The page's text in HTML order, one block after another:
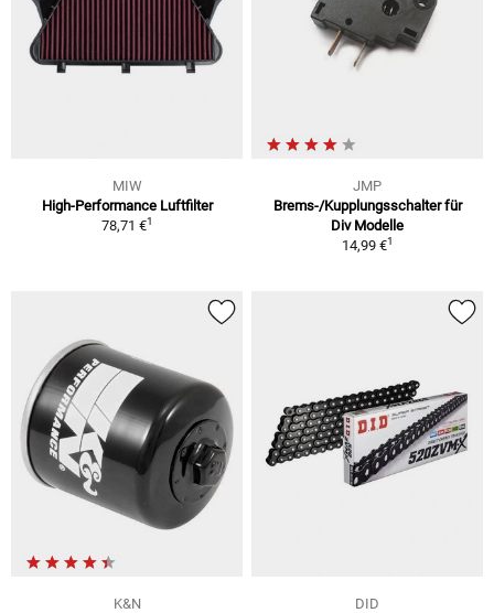
MIW
High-Performance Luftfilter
78,71 €1
JMP
Brems-/Kupplungsschalter für
Div Modelle
14,99 €1
K&N
DID